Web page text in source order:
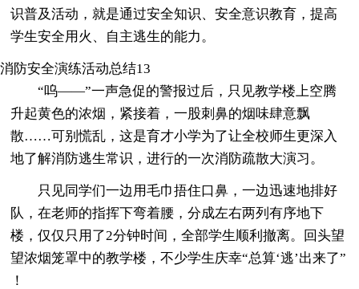
识普及活动，就是通过安全知识、安全意识教育，提高
学生安全用火、自主逃生的能力。
消防安全演练活动总结13
“呜——”一声急促的警报过后，只见教学楼上空腾
升起黄色的浓烟，紧接着，一股刺鼻的烟味肆意飘
散……可别慌乱，这是育才小学为了让全校师生更深入
地了解消防逃生常识，进行的一次消防疏散大演习。
只见同学们一边用毛巾捂住口鼻，一边迅速地排好
队，在老师的指挥下弯着腰，分成左右两列有序地下
楼，仅仅只用了2分钟时间，全部学生顺利撤离。回头望
望浓烟笼罩中的教学楼，不少学生庆幸“总算‘逃’出来了”
！